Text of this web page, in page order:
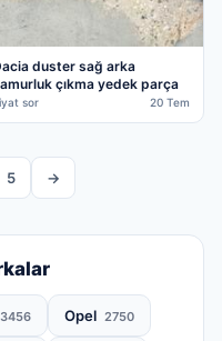
duster sağ arka
çıkma yedek parça
sor 20 Tem
5 →
3456 Opel 2750